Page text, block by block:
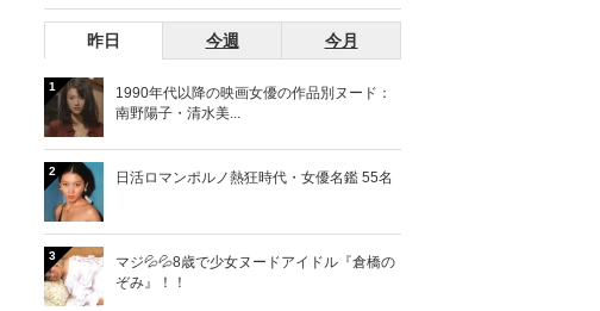
昨日 今週 今月
1
1990年代以降の映画女優の作品別ヌード：
南野陽子・清水美...
2 日活ロマンポルノ熱狂時代・女優名鑑 55名
3
マジ💦💦8歳で少女ヌードアイドル『倉橋の
ぞみ』！！